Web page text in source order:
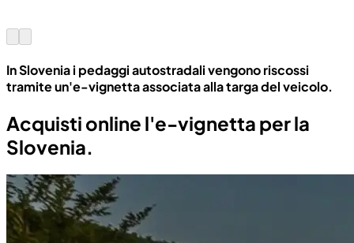
In Slovenia i pedaggi autostradali vengono riscossi
tramite un'e-vignetta associata alla targa del veicolo.
Acquisti online l'e-vignetta per la
Slovenia.